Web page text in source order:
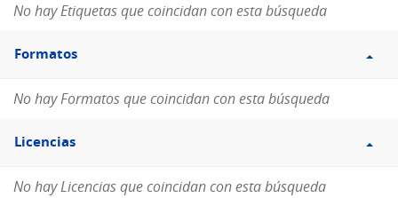
No hay Etiquetas que coincidan con esta búsqueda
Filtro
Formatos
Formatos
No hay Formatos que coincidan con esta búsqueda
Filtro
Licencias
Licencias
No hay Licencias que coincidan con esta búsqueda